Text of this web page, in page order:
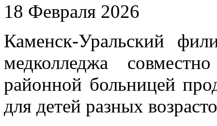
18 Февраля 2026
Каменск-Уральский
медколледжа
районной больницей
для детей разных